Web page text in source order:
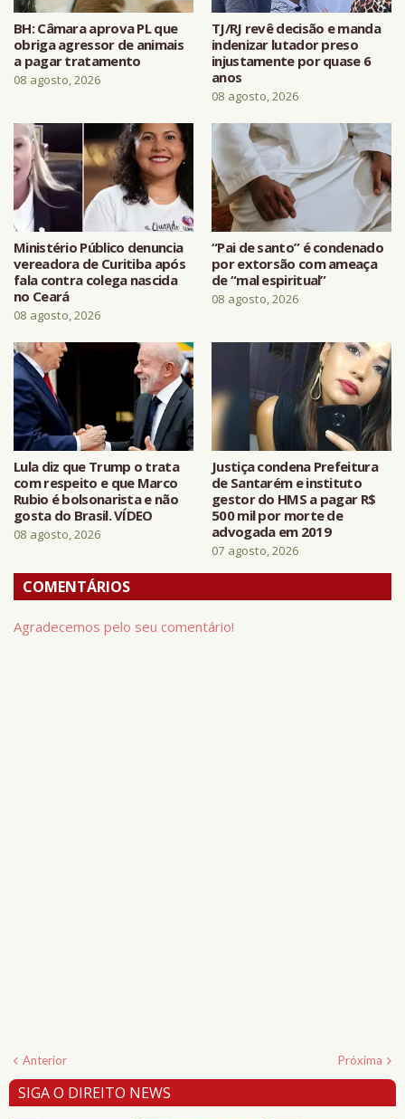
BH: Câmara aprova PL que
obriga agressor de animais
a pagar tratamento
08 agosto, 2026
TJ/RJ revê decisão e manda
indenizar lutador preso
injustamente por quase 6
anos
08 agosto, 2026
Ministério Público denuncia
vereadora de Curitiba após
fala contra colega nascida
no Ceará
08 agosto, 2026
“Pai de santo” é condenado
por extorsão com ameaça
de “mal espiritual”
08 agosto, 2026
Lula diz que Trump o trata
com respeito e que Marco
Rubio é bolsonarista e não
gosta do Brasil. VÍDEO
08 agosto, 2026
Justiça condena Prefeitura
de Santarém e instituto
gestor do HMS a pagar R$
500 mil por morte de
advogada em 2019
07 agosto, 2026
COMENTÁRIOS
Agradecemos pelo seu comentário!
Anterior Próxima
SIGA O DIREITO NEWS